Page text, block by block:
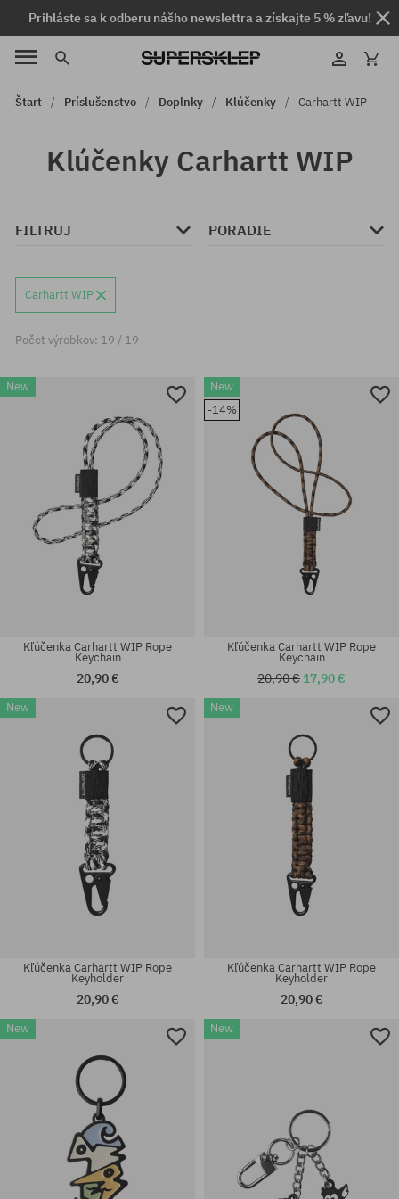
Prihláste sa k odberu nášho newslettra a získajte 5 % zľavu!
Štart Príslušenstvo Doplnky Klúčenky Carhartt WIP
Klúčenky Carhartt WIP
FILTRUJ PORADIE
Carhartt WIP
Počet výrobkov: 19 / 19
New
univerzálna veľkosť
Kľúčenka Carhartt WIP Rope
Keychain
20,90 €
New
-14%
Kľúčenka Carhartt WIP Rope
Keychain
20,90 € 17,90 €
New
Kľúčenka Carhartt WIP Rope
Keyholder
20,90 €
New
Kľúčenka Carhartt WIP Rope
Keyholder
20,90 €
New New